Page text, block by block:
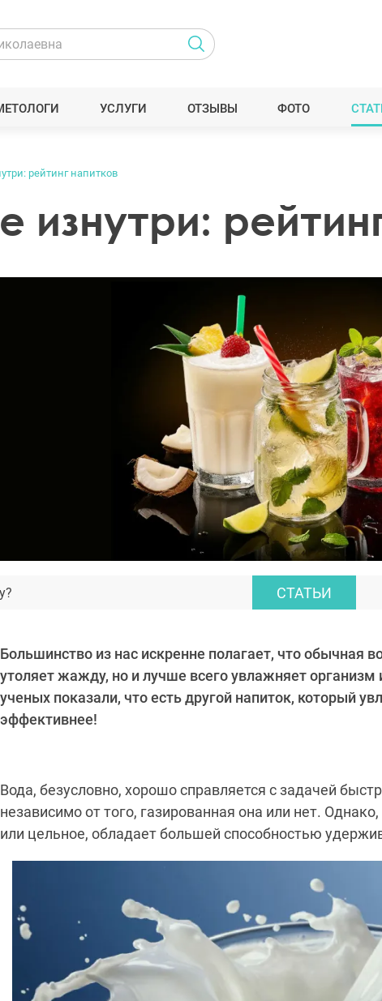
УСЛУГИ ОТЗЫВЫ ФОТО
рейтинг напитков
изнутри:
СТАТЬИ
Большинство из нас искренне полагает, что обычная
утоляет жажду, но и лучше всего увлажняет организм
ученых показали, что есть другой напиток, который
эффективнее!
Вода, безусловно, хорошо справляется с задачей
независимо от того, газированная она или нет.
или цельное, обладает большей способностью